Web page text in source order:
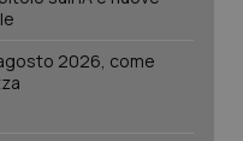
2026, come